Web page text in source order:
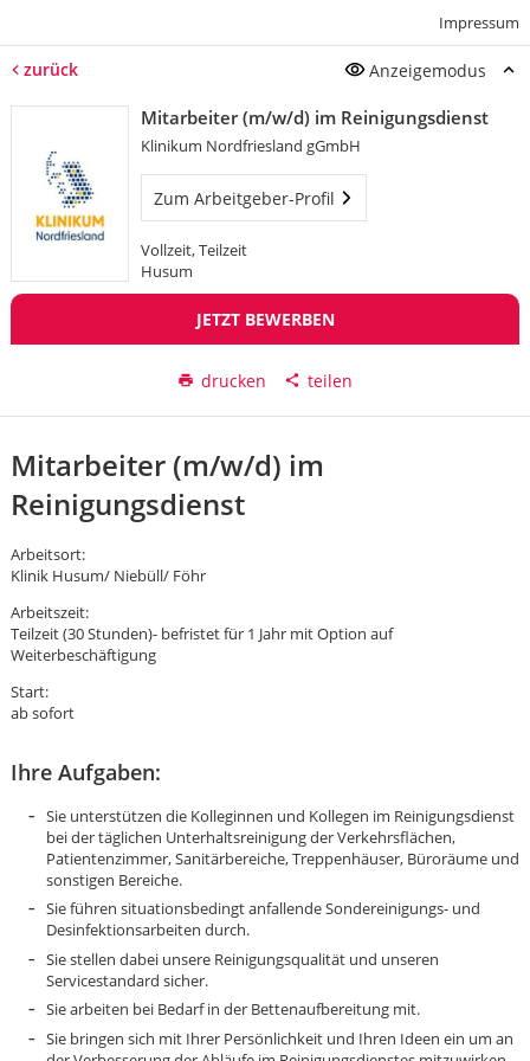
Impressum
zurück Anzeigemodus
Mitarbeiter (m/w/d) im Reinigungsdienst
Klinikum Nordfriesland gGmbH
Zum Arbeitgeber-Profil
Vollzeit, Teilzeit
Husum
JETZT BEWERBEN
drucken teilen
Mitarbeiter (m/w/d) im
Reinigungsdienst
Arbeitsort:
Klinik Husum/ Niebüll/ Föhr
Arbeitszeit:
Teilzeit (30 Stunden)- befristet für 1 Jahr mit Option auf
Weiterbeschäftigung
Start:
ab sofort
Ihre Aufgaben:
Sie unterstützen die Kolleginnen und Kollegen im Reinigungsdienst
bei der täglichen Unterhaltsreinigung der Verkehrsflächen,
Patientenzimmer, Sanitärbereiche, Treppenhäuser, Büroräume und
sonstigen Bereiche.
Sie führen situationsbedingt anfallende Sondereinigungs- und
Desinfektionsarbeiten durch.
Sie stellen dabei unsere Reinigungsqualität und unseren
Servicestandard sicher.
Sie arbeiten bei Bedarf in der Bettenaufbereitung mit.
Sie bringen sich mit Ihrer Persönlichkeit und Ihren Ideen ein um an